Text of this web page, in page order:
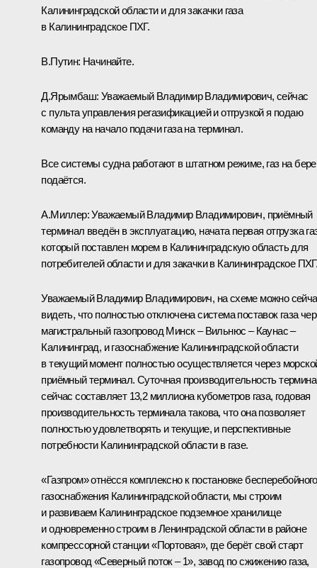
Калининградской области и для закачки газа
в Калининградское ПХГ.
В.Путин: Начинайте.
Д.Ярымбаш: Уважаемый Владимир Владимирович, сейчас
с пульта управления регазификацией и отгрузкой я подаю
команду на начало подачи газа на терминал.
Все системы судна работают в штатном режиме, газ на
подаётся.
А.Миллер:Уважаемый Владимир Владимирович, приёмный
терминал введён в эксплуатацию, начата первая отгрузка
который поставлен морем в Калининградскую область для
потребителей области и для закачки в Калининградское
Уважаемый Владимир Владимирович, на схеме можно
видеть, что полностью отключена система поставок газа
магистральный газопровод Минск – Вильнюс – Каунас –
Калининград, и газоснабжение Калининградской области
в текущий момент полностью осуществляется через
приёмный терминал. Суточная производительность
сейчас составляет 13,2 миллиона кубометров газа, годовая
производительность терминала такова, что она позволяет
полностью удовлетворять и текущие, и перспективные
потребности Калининградской области в газе.
«Газпром» отнёсся комплексно к постановке бесперебойного
газоснабжения Калининградской области, мы строим
и развиваем Калининградское подземное хранилище
и одновременно строим в Ленинградской области в районе
компрессорной станции «Портовая», где берёт свой старт
газопровод «Северный поток – 1», завод по сжижению газа,